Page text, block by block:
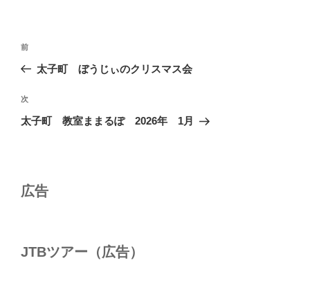
投
ビ
ゲ
ン
前
の
稿
前
太子町 ぼうじぃのクリスマス会
次
の
次
太子町 教室ままるぽ 2026年 1月
広告
JTBツアー（広告）